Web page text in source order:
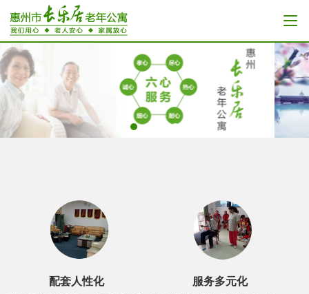
配套人性化 服务多元化